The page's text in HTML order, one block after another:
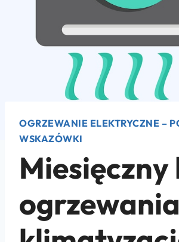
OGRZEWANIE ELEKTRYCZNE –
WSKAZÓWKI
Miesięczny
ogrzewania